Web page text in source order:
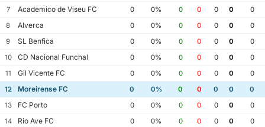
7
Academico de Viseu FC 0 0% 0 0 0 0
0
8
Alverca 0 0% 0 0 0 0
0
9
SL Benfica 0 0% 0 0 0 0
0
10
CD Nacional Funchal 0 0% 0 0 0 0
0
11
Gil Vicente FC 0 0% 0 0 0 0
0
12
Moreirense FC 0 0% 0 0 0 0
0
13
FC Porto 0 0% 0 0 0 0
0
14
Rio Ave FC 0 0% 0 0 0 0
0